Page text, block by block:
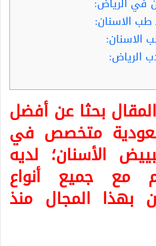
بحثا عن أفضل
متخصص في
الأسنان؛ لديه
مع جميع أنواع
بهذا المجال منذ